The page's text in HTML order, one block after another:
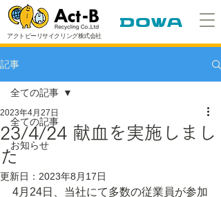
アクトビーリサイクリング株式会社
記事
全ての記事
お知らせ
全ての記事
23/4/24 献血を実施しまし
た
2023年4月27日
更新日： 2023年8月17日
4月24日、当社にて多数の従業員が参加